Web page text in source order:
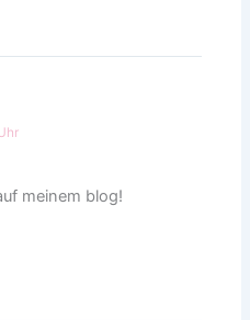
meinem blog!